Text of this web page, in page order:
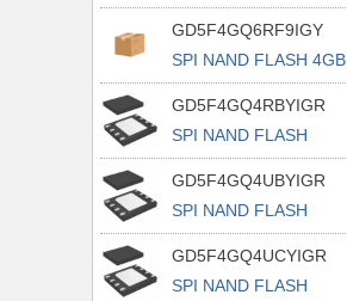
GD5F4GQ6RF9IGY
SPI NAND FLASH 4GB
GD5F4GQ4RBYIGR
SPI NAND FLASH
GD5F4GQ4UBYIGR
SPI NAND FLASH
GD5F4GQ4UCYIGR
SPI NAND FLASH